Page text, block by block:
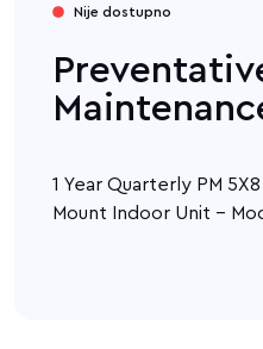
Nije dostupno
1 Year Quarterly PM
Mount Indoor Unit -